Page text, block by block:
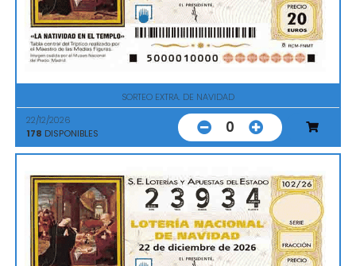
SORTEO EXTRA. DE NAVIDAD
22/12/2026
178 DISPONIBLES 0